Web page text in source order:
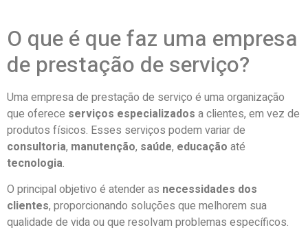
O que é que faz uma empresa
de prestação de serviço?
Uma empresa de prestação de serviço é uma organização
que oferece serviços especializados a clientes, em vez de
produtos físicos. Esses serviços podem variar de
consultoria, manutenção, saúde, educação até
tecnologia.
O principal objetivo é atender as necessidades dos
clientes, proporcionando soluções que melhorem sua
qualidade de vida ou que resolvam problemas específicos.